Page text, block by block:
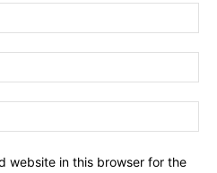
website in this browser for the